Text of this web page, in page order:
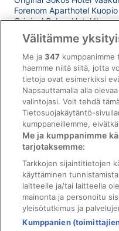
Forenom Aparthotel Kuopio
Original Sokos Hotel Ilves
Hotel Savonia
Solo Sokos Hotel Torni
Lossisaari
Spa Hotel Rauhalahti
Sport & Spa Hotel
Scandic Kuopio
Hotel Oscar
Hotelli Carneval
Suosituimpia
Hotellit
Yritys
Välitämme
Me ja347
haemme niitä siitä, jotta
tietoja ovat esimerkiksi
Napsauttamalla alla
valintojasi. Voit tehdä
Tietosuojakäytäntö-
kumppaneillemme,
Me ja kumppanimme
tarjotaksemme:
Tarkkojen sijaintitietojen
käyttäminen
laitteelle ja/tai laitteella
mainonta ja personoitu
yleisötutkimus ja
Kumppanien